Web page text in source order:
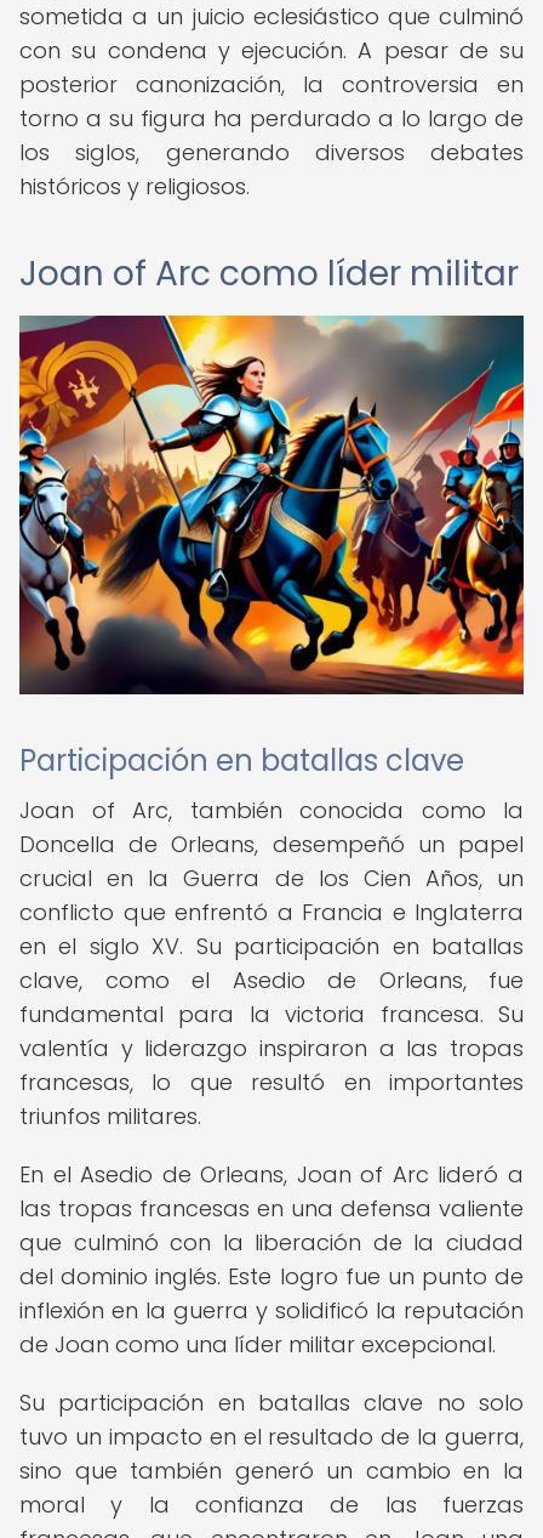
sometida a un juicio eclesiástico que culminó
con su condena y ejecución. A pesar de su
posterior canonización, la controversia en
torno a su figura ha perdurado a lo largo de
los siglos, generando diversos debates
históricos y religiosos.
Joan of Arc como líder militar
Participación en batallas clave
Joan of Arc, también conocida como la
Doncella de Orleans, desempeñó un papel
crucial en la Guerra de los Cien Años, un
conflicto que enfrentó a Francia e Inglaterra
en el siglo XV. Su participación en batallas
clave, como el Asedio de Orleans, fue
fundamental para la victoria francesa. Su
valentía y liderazgo inspiraron a las tropas
francesas, lo que resultó en importantes
triunfos militares.
En el Asedio de Orleans, Joan of Arc lideró a
las tropas francesas en una defensa valiente
que culminó con la liberación de la ciudad
del dominio inglés. Este logro fue un punto de
inflexión en la guerra y solidificó la reputación
de Joan como una líder militar excepcional.
Su participación en batallas clave no solo
tuvo un impacto en el resultado de la guerra,
sino que también generó un cambio en la
moral y la confianza de las fuerzas